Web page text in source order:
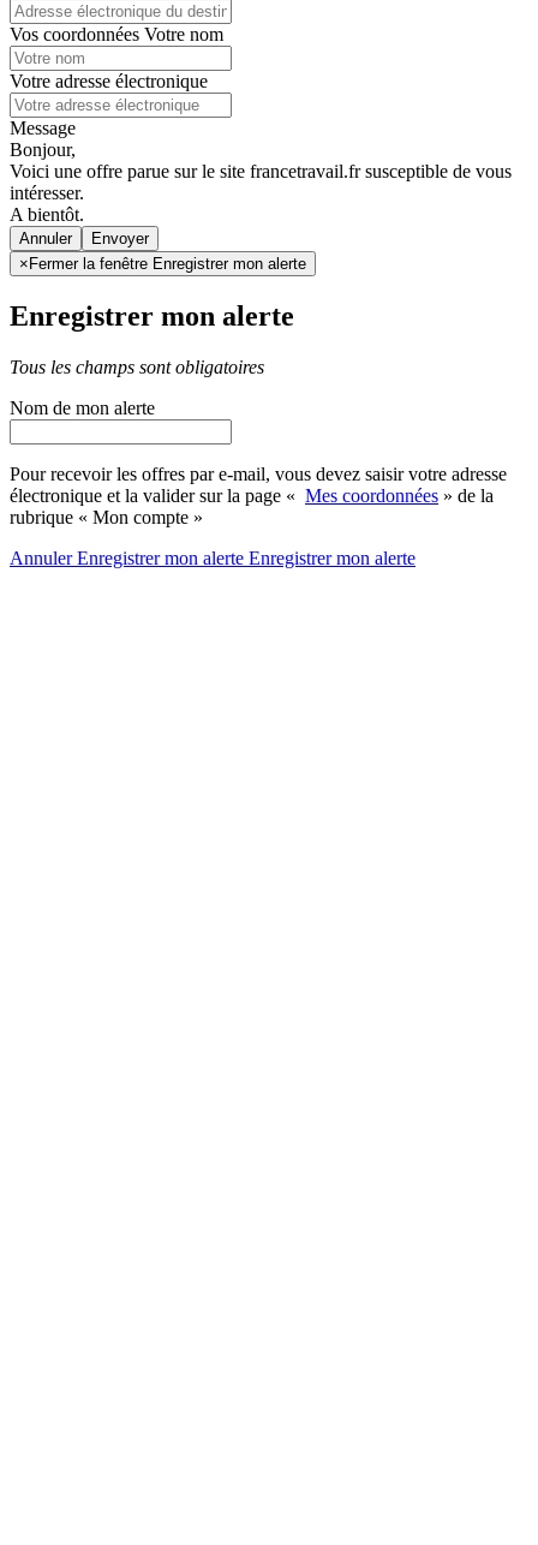
Vos coordonnées Votre nom
Votre adresse électronique
Message
Bonjour,
Voici une offre parue sur le site francetravail.fr susceptible de vous
intéresser.
A bientôt.
Annuler
× Fermer la fenêtre Enregistrer mon alerte
Enregistrer mon alerte
Tous les champs sont obligatoires
Nom de mon alerte
Pour recevoir les offres par e-mail, vous devez saisir votre adresse
électronique et la valider sur la page « Mes coordonnées » de la
rubrique « Mon compte »
AnnulerEnregistrer mon alerte Enregistrermon alerte